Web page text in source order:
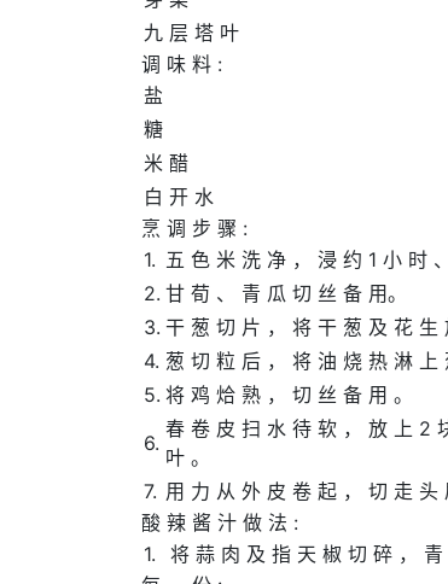
九 层 塔 叶
调 味 料 :
盐
糖
米 醋
白 开 水
烹 调 步 骤 :
1. 五 色 米 洗 净 ， 浸 约 1 小 时
2. 甘 荀 、 青 瓜 切 丝 备 用。
3. 干 葱 切 片 ， 将 干 葱 及 花 生
4. 葱 切 粒 后 ， 将 油 烧 热 淋 上
5. 将 鸡 烚 熟 ， 切 丝 备 用 。
6.
春 卷 皮 扫 水 待 软 ， 放 上 2
叶 。
7. 用 力 从 外 皮 卷 起 ， 切 走 头
酸 辣 酱 汁 做 法 :
1.
将 蒜 肉 及 指 天 椒 切 碎 ，